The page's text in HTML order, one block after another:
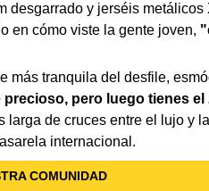
COMUNIDAD
desgarrado y jerséis
en cómo viste la gente joven,
más tranquila del desfile,
pero luego tienes
larga de cruces entre el lujo y
internacional.